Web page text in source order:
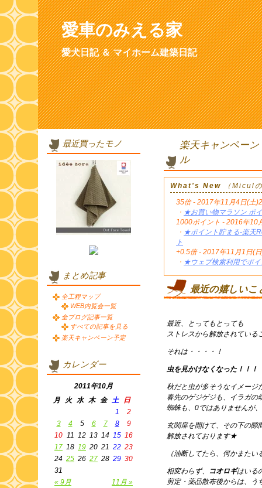
愛車のみえる家
愛犬日記 ＆ マイホーム建築日記
楽天キャンペー
ル
What's New （Micul
35倍 - 2017年11月4日(土
・ ★お買い物マラソン ポ
1000ポイント - 2016年10
・ ★ポイント貯まる-楽天
ト
+0.5倍 - 2017年11月1日(
・ ★ウェブ検索利用でポ
最近の嬉しいこ
最近、とってもとっても
ストレスから解放されている
それは・・・・！
虫を見かけなくなった！！！
秋だと虫が多そうなイメージ
春先のゲジゲジも、イラガの
蜘蛛も、0ではありませんが
玄関扉を開けて、その下の隙
解放されております★
（油断してたら、何かまた
相変わらず、 コオロギはいる
剪定・薬品散布後からは、う
最近買ったモノ
まとめ記事
全工程マップ
WEB内覧会一覧
全ブログ記事一覧
すべての記事を見る
楽天キャンペーン予定
カレンダー
2011年10月
月
火 水 木 金 土 日
« 9月 11月 »
1
2
3
4 5 6 7 8
9
10 11 12 13 14 15 16
17 18 19 20 21 22 23
24 25 26 27 28 29 30
31